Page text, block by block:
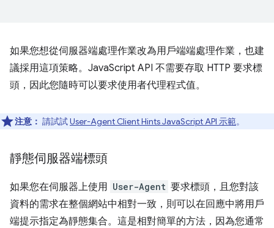
如果您想從伺服器端處理作業改為用戶端端處理作業，也建
議採用這項策略。JavaScript API 不需要存取 HTTP 要求標
頭，因此您隨時可以要求使用者代理程式值。
注意： 請試試User-Agent Client Hints JavaScript API 示範。
靜態伺服器端標頭
如果您在伺服器上使用 User-Agent 要求標頭，且您對該
資料的需求在整個網站中相對一致，則可以在回應中將用戶
端提示指定為靜態集合。這是相對簡單的方法，因為您通常